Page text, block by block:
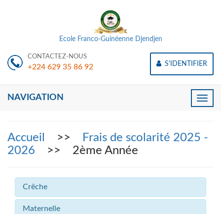
Ecole Franco-Guinéenne Djendjen
CONTACTEZ-NOUS
+224 629 35 86 92 S'IDENTIFIER
Toggle
NAVIGATION
Accueil >>
Frais de scolarité 2025 -
2026
>> 2ème Année
Crêche
Maternelle